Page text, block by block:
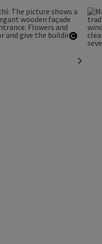
next